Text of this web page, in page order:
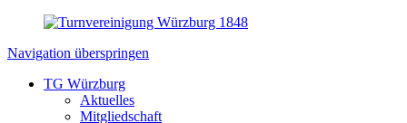
Navigation überspringen
TG Würzburg
Aktuelles
Mitgliedschaft